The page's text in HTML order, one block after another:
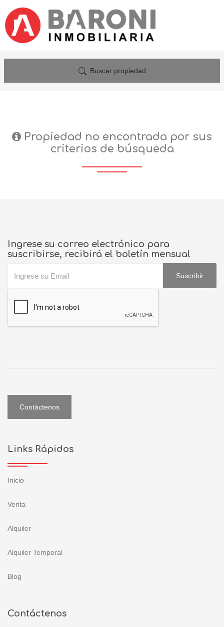
Buscar propiedad
Propiedad no encontrada por sus
criterios de búsqueda
Ingrese su correo electrónico para
suscribirse, recibirá el boletín mensual
Suscribir
Contáctenos
Links Rápidos
Inicio
Venta
Alquiler
Alquiler Temporal
Blog
Contáctenos